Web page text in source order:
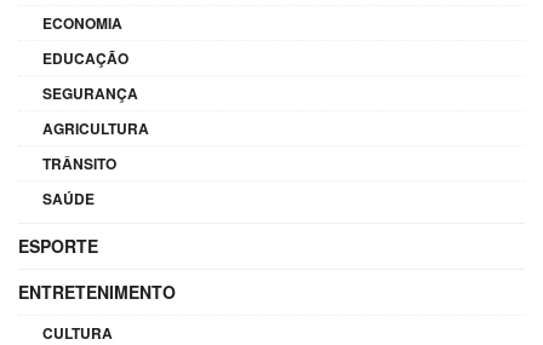
ECONOMIA
EDUCAÇÃO
SEGURANÇA
AGRICULTURA
TRÂNSITO
SAÚDE
ESPORTE
ENTRETENIMENTO
CULTURA